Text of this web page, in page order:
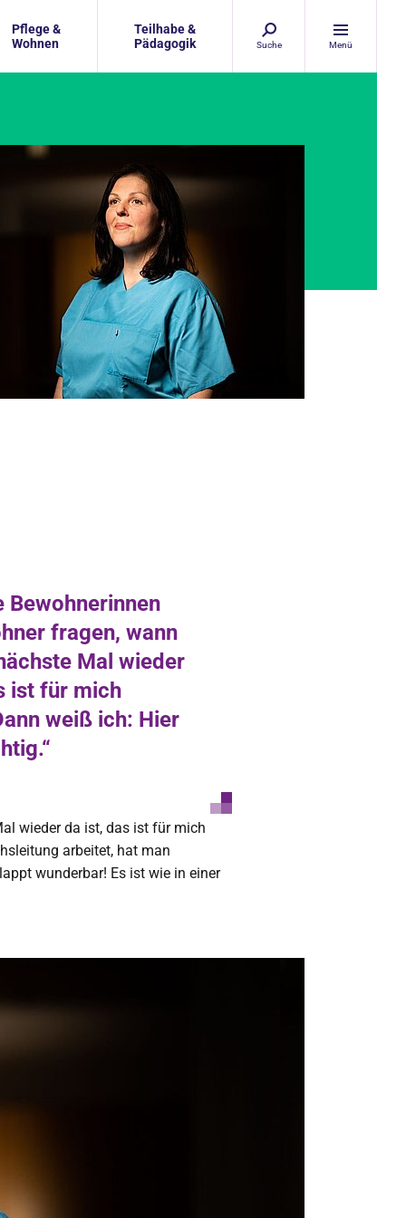
Pflege &
Wohnen
Teilhabe &
Pädagogik
Suche Menü
Bewohnerinnen
fragen, wann
Mal wieder
ist für mich
weiß ich: Hier
wieder da ist, das ist für mich
arbeitet, hat man
wunderbar! Es ist wie in einer